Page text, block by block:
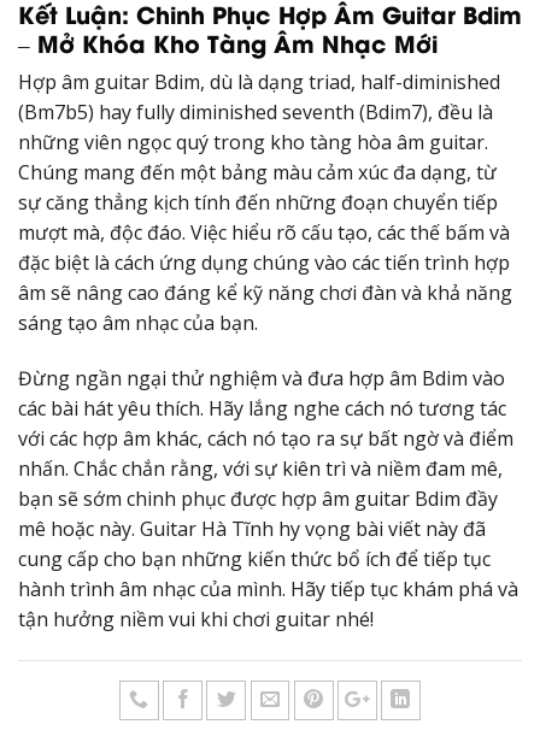
Kết Luận: Chinh Phục Hợp Âm Guitar Bdim
– Mở Khóa Kho Tàng Âm Nhạc Mới
Hợp âm guitar Bdim, dù là dạng triad, half-diminished
(Bm7b5) hay fully diminished seventh (Bdim7), đều là
những viên ngọc quý trong kho tàng hòa âm guitar.
Chúng mang đến một bảng màu cảm xúc đa dạng, từ
sự căng thẳng kịch tính đến những đoạn chuyển tiếp
mượt mà, độc đáo. Việc hiểu rõ cấu tạo, các thế bấm và
đặc biệt là cách ứng dụng chúng vào các tiến trình hợp
âm sẽ nâng cao đáng kể kỹ năng chơi đàn và khả năng
sáng tạo âm nhạc của bạn.
Đừng ngần ngại thử nghiệm và đưa hợp âm Bdim vào
các bài hát yêu thích. Hãy lắng nghe cách nó tương tác
với các hợp âm khác, cách nó tạo ra sự bất ngờ và điểm
nhấn. Chắc chắn rằng, với sự kiên trì và niềm đam mê,
bạn sẽ sớm chinh phục được hợp âm guitar Bdim đầy
mê hoặc này. Guitar Hà Tĩnh hy vọng bài viết này đã
cung cấp cho bạn những kiến thức bổ ích để tiếp tục
hành trình âm nhạc của mình. Hãy tiếp tục khám phá và
tận hưởng niềm vui khi chơi guitar nhé!